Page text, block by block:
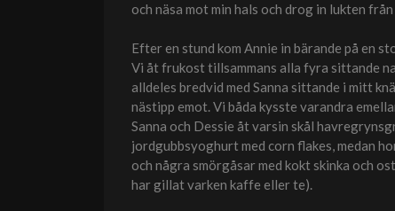
och näsa mot min hals och drog in lukten
Efter en stund kom Annie in bärande på en
Vi åt frukost tillsammans alla fyra sittande
alldeles bredvid med Sanna sittande i mitt
nästipp emot. Vi båda kysste varandra
Sanna och Dessie åt varsin skål
jordgubbsyoghurt med corn flakes, medan
och några smörgåsar med kokt skinka och
har gillat varken kaffe eller te).